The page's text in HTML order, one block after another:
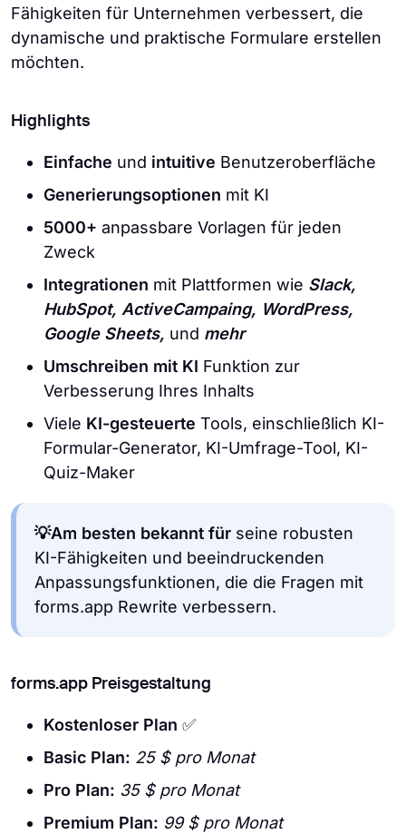
Fähigkeiten für Unternehmen verbessert, die
dynamische und praktische Formulare erstellen
möchten.
Highlights
Einfache und intuitive Benutzeroberfläche
Generierungsoptionen mit KI
5000+ anpassbare Vorlagen für jeden
Zweck
Integrationen mit Plattformen wie Slack,
HubSpot, ActiveCampaing, WordPress,
Google Sheets, und mehr
Umschreiben mit KI Funktion zur
Verbesserung Ihres Inhalts
Viele KI-gesteuerte Tools, einschließlich KI-
Formular-Generator, KI-Umfrage-Tool, KI-
Quiz-Maker
💡Am besten bekannt für seine robusten
KI-Fähigkeiten und beeindruckenden
Anpassungsfunktionen, die die Fragen mit
forms.app Rewrite verbessern.
forms.app Preisgestaltung
Kostenloser Plan ✅
Basic Plan: 25 $ pro Monat
Pro Plan: 35 $ pro Monat
Premium Plan: 99 $ pro Monat